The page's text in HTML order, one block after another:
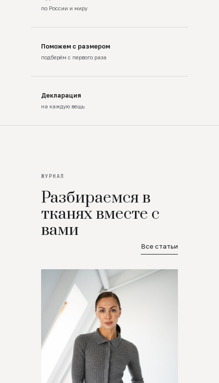
по России и миру
Поможем с размером
подберём с первого раза
Декларация
на каждую вещь
ЖУРНАЛ
Разбираемся в
тканях вместе с
вами
Все статьи